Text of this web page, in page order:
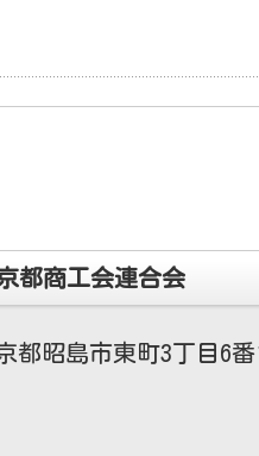
都商工会連合会
都昭島市東町3丁目6